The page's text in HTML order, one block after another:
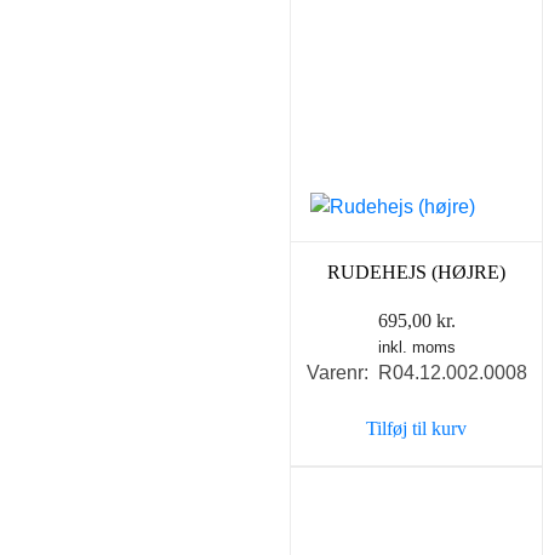
RUDEHEJS (HØJRE)
695,00 kr.
inkl. moms
Varenr: R04.12.002.0008
Tilføj til kurv